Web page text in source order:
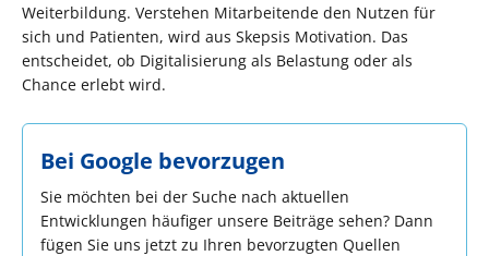
Weiterbildung. Verstehen Mitarbeitende den Nutzen für
sich und Patienten, wird aus Skepsis Motivation. Das
entscheidet, ob Digitalisierung als Belastung oder als
Chance erlebt wird.
Bei Google bevorzugen
Sie möchten bei der Suche nach aktuellen
Entwicklungen häufiger unsere Beiträge sehen? Dann
fügen Sie uns jetzt zu Ihren bevorzugten Quellen